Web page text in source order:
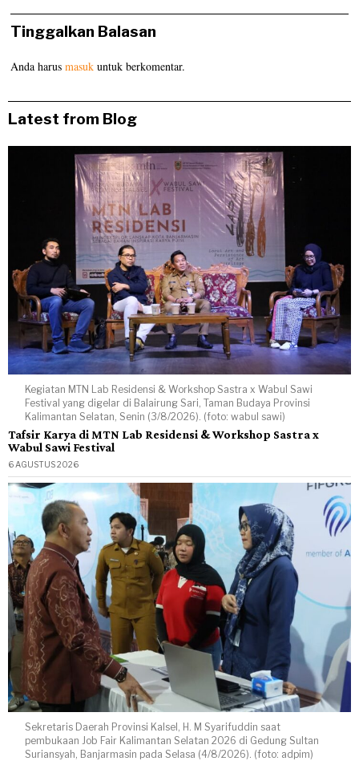
Tinggalkan Balasan
Anda harusmasuk untuk berkomentar.
Latest from Blog
Kegiatan MTN Lab Residensi & Workshop Sastra x Wabul Sawi
Festival yang digelar di Balairung Sari, Taman Budaya Provinsi
Kalimantan Selatan, Senin (3/8/2026). (foto: wabul sawi)
Tafsir Karya di MTN Lab Residensi & Workshop Sastra x
Wabul Sawi Festival
6 AGUSTUS 2026
Sekretaris Daerah Provinsi Kalsel, H. M Syarifuddin saat
pembukaan Job Fair Kalimantan Selatan 2026 di Gedung Sultan
Suriansyah, Banjarmasin pada Selasa (4/8/2026). (foto: adpim)